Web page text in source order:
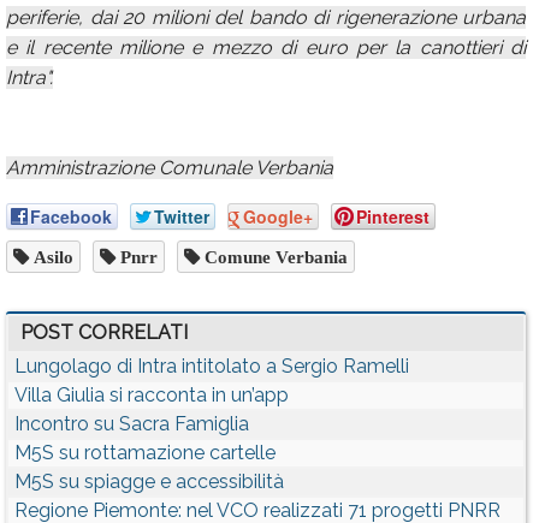
periferie, dai 20 milioni del bando di rigenerazione urbana
e il recente milione e mezzo di euro per la canottieri di
Intra".
Amministrazione Comunale Verbania
Facebook Twitter Google+ Pinterest
Asilo Pnrr Comune Verbania
POST CORRELATI
Lungolago di Intra intitolato a Sergio Ramelli
Villa Giulia si racconta in un’app
Incontro su Sacra Famiglia
M5S su rottamazione cartelle
M5S su spiagge e accessibilità
Regione Piemonte: nel VCO realizzati 71 progetti PNRR